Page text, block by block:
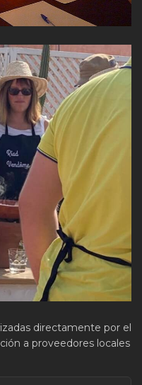
directamente por el
a proveedores locales